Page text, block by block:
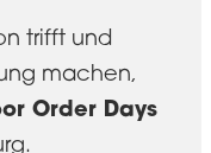
trifft und
machen,
Order Days